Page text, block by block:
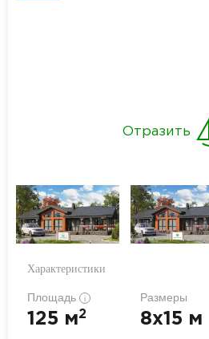
Отразить
Характеристики
Площадь i
125 м2
Размеры
8x15 м